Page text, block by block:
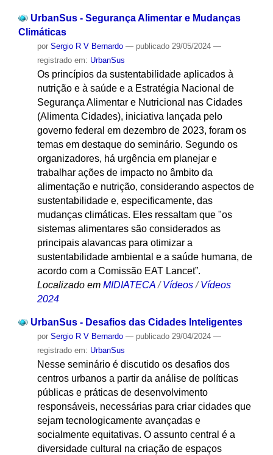
UrbanSus - Segurança Alimentar e Mudanças
Climáticas
por Sergio R V Bernardo — publicado29/05/2024 —
registrado em: UrbanSus
Os princípios da sustentabilidade aplicados à
nutrição e à saúde e a Estratégia Nacional de
Segurança Alimentar e Nutricional nas Cidades
(Alimenta Cidades), iniciativa lançada pelo
governo federal em dezembro de 2023, foram os
temas em destaque do seminário. Segundo os
organizadores, há urgência em planejar e
trabalhar ações de impacto no âmbito da
alimentação e nutrição, considerando aspectos de
sustentabilidade e, especificamente, das
mudanças climáticas. Eles ressaltam que "os
sistemas alimentares são considerados as
principais alavancas para otimizar a
sustentabilidade ambiental e a saúde humana, de
acordo com a Comissão EAT Lancet”.
Localizado em MIDIATECA /Vídeos /Vídeos
2024
UrbanSus - Desafios das Cidades Inteligentes
por Sergio R V Bernardo — publicado29/04/2024 —
registrado em: UrbanSus
Nesse seminário é discutido os desafios dos
centros urbanos a partir da análise de políticas
públicas e práticas de desenvolvimento
responsáveis, necessárias para criar cidades que
sejam tecnologicamente avançadas e
socialmente equitativas. O assunto central é a
diversidade cultural na criação de espaços